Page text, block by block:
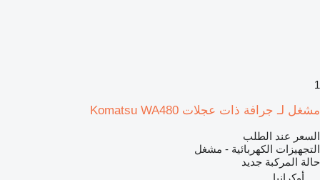
1
مشغل لـ جرافة ذات عجلات Komatsu WA480
السعر عند الطلب
التجهيزات الكهربائية - مشغل
حالة المركبة جديد
أوكرانيا